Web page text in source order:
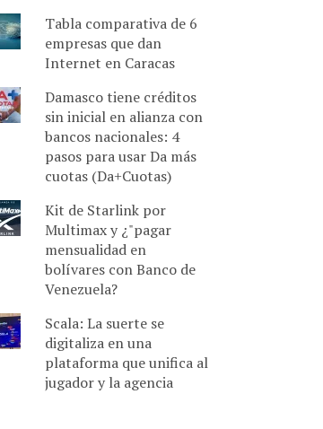
Tabla comparativa de 6
empresas que dan
Internet en Caracas
Damasco tiene créditos
sin inicial en alianza con
bancos nacionales: 4
pasos para usar Da más
cuotas (Da+Cuotas)
Kit de Starlink por
Multimax y ¿"pagar
mensualidad en
bolívares con Banco de
Venezuela?
Scala: La suerte se
digitaliza en una
plataforma que unifica al
jugador y la agencia